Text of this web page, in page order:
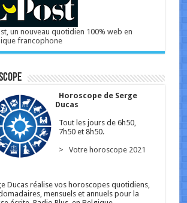
un nouveau quotidien 100% web en
francophone
Horoscope de Serge
Ducas
Tout les jours de 6h50,
7h50 et 8h50.
> Votre horoscope 2021
Ducas réalise vos horoscopes quotidiens,
mensuels et annuels pour la